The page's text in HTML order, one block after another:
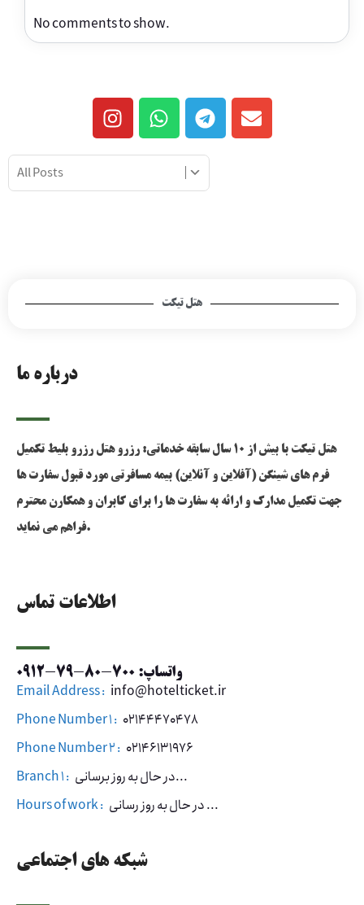
No comments to show.
هتل تیکت
شبکه های اجتماعی
اطلاعات تماس
واتساپ: 700-80-79-0912
Email Address : info@hotelticket.ir
Phone Number 1 : 02144470478
Phone Number 2 : 02146131976
Branch 1 :
در حال به روز برسانی...
Hours of work :
در حال به روز رسانی ...
درباره ما
هتل تیکت با بیش از 10 سال سابقه خدماتی: رزرو هتل رزرو بلیط تکمیل
فرم های شینگن (آفلاین و آنلاین) بیمه مسافرتی مورد قبول سفارت ها
جهت تکمیل مدارک و ارائه به سفارت ها را برای کابران و همکارن محترم
فراهم می نماید.